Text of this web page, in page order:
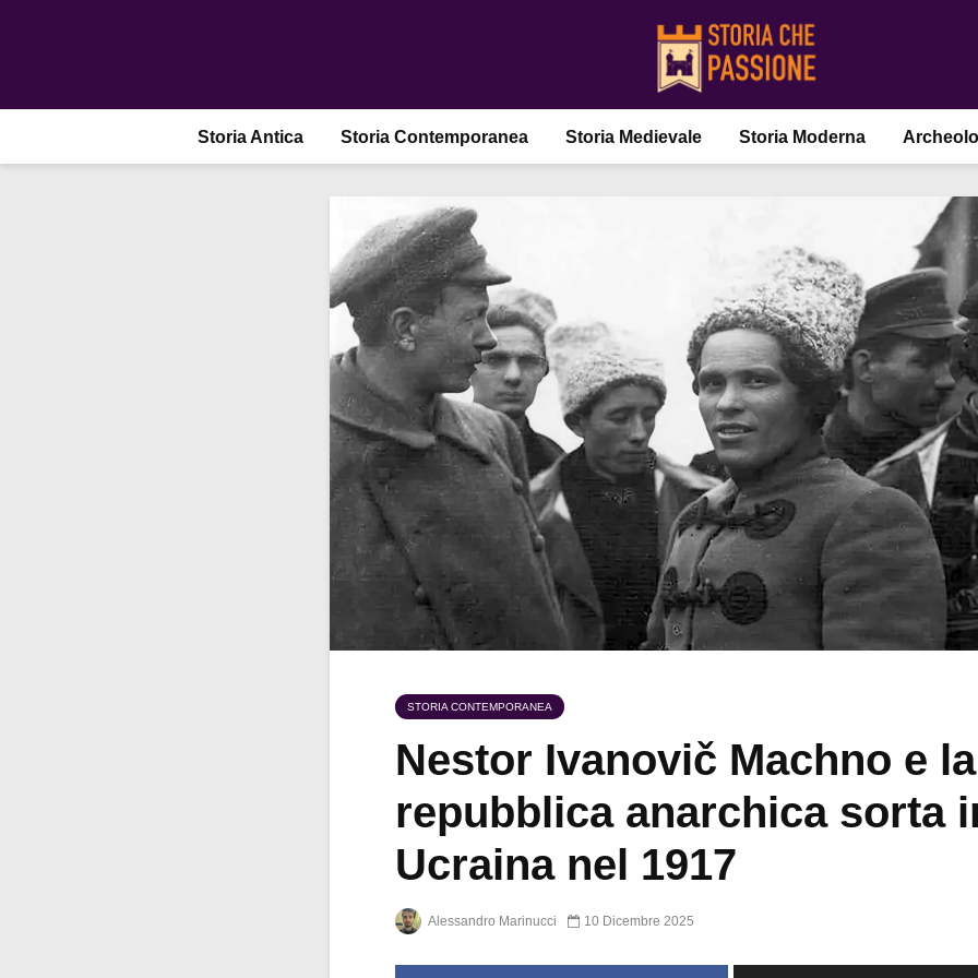
Storia Antica Storia Contemporanea Storia Medievale Storia Moderna
STORIA CONTEMPORANEA
Nestor Ivanovič Machno e la
repubblica anarchica sorta
Ucraina nel 1917
Alessandro Marinucci 10 Dicembre 2025